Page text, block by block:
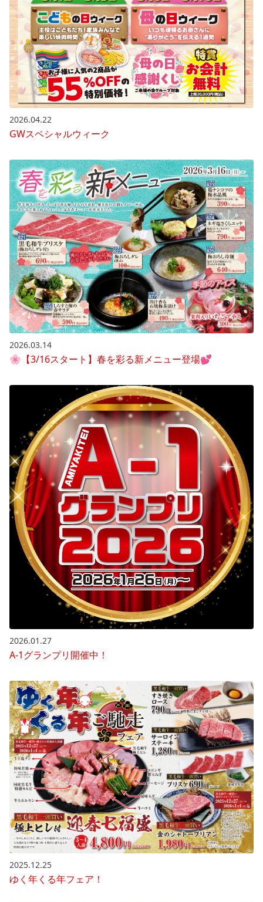
2026.04.22
GWスペシャルウィーク
2026.03.14
🌸【3/16スタート】春を彩る新メニュー登場💕
2026.01.27
A-1グランプリ開催中！
2025.12.25
ゆく年くる年フェア！